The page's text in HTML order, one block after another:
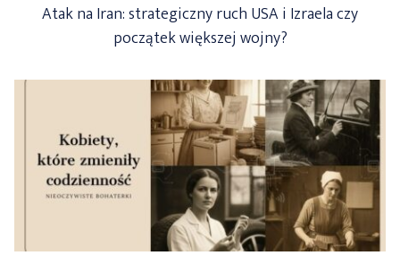
Atak na Iran: strategiczny ruch USA i Izraela czy
początek większej wojny?